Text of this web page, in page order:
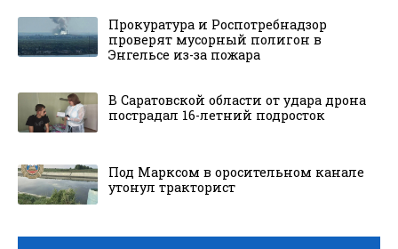
Прокуратура и Роспотребнадзор
проверят мусорный полигон в
Энгельсе из-за пожара
В Саратовской области от удара дрона
пострадал 16-летний подросток
Под Марксом в оросительном канале
утонул тракторист